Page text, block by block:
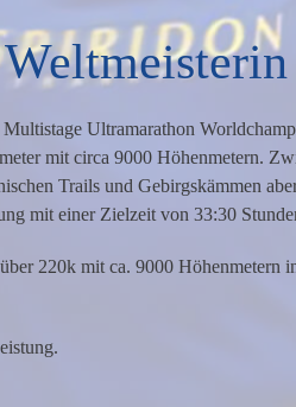
Ultramarathon
mit circa 9000 Höhenmetern.
Trails und Gebirgskämmen
mit einer Zielzeit von 33:30
220k mit ca. 9000 Höhenmetern